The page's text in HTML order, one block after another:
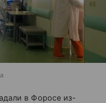
в Форосе из-